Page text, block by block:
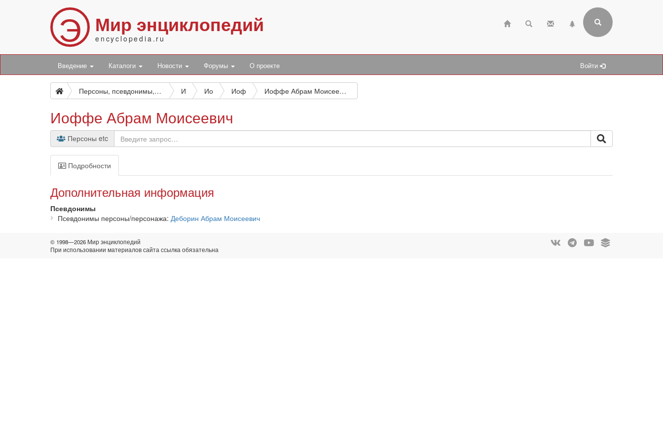
Э Мир энциклопедий
encyclopedia.ru
Введение Каталоги Новости Форумы О проекте Войти
Персоны, псевдонимы, персонажи и боты И Ио Иоф Иоффе Абрам Моисеевич
Иоффе Абрам Моисеевич
Персоны etc
Подробности
Дополнительная информация
Псевдонимы
Псевдонимы персоны/персонажа Деборин Абрам Моисеевич
© 1998—2026 Мир энциклопедий
При использовании материалов сайта ссылка обязательна